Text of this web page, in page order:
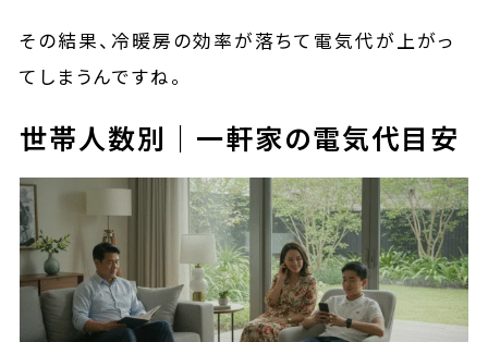
その結果、冷暖房の効率が落ちて電気代が上がっ
てしまうんですね。
世帯人数別｜一軒家の電気代目安